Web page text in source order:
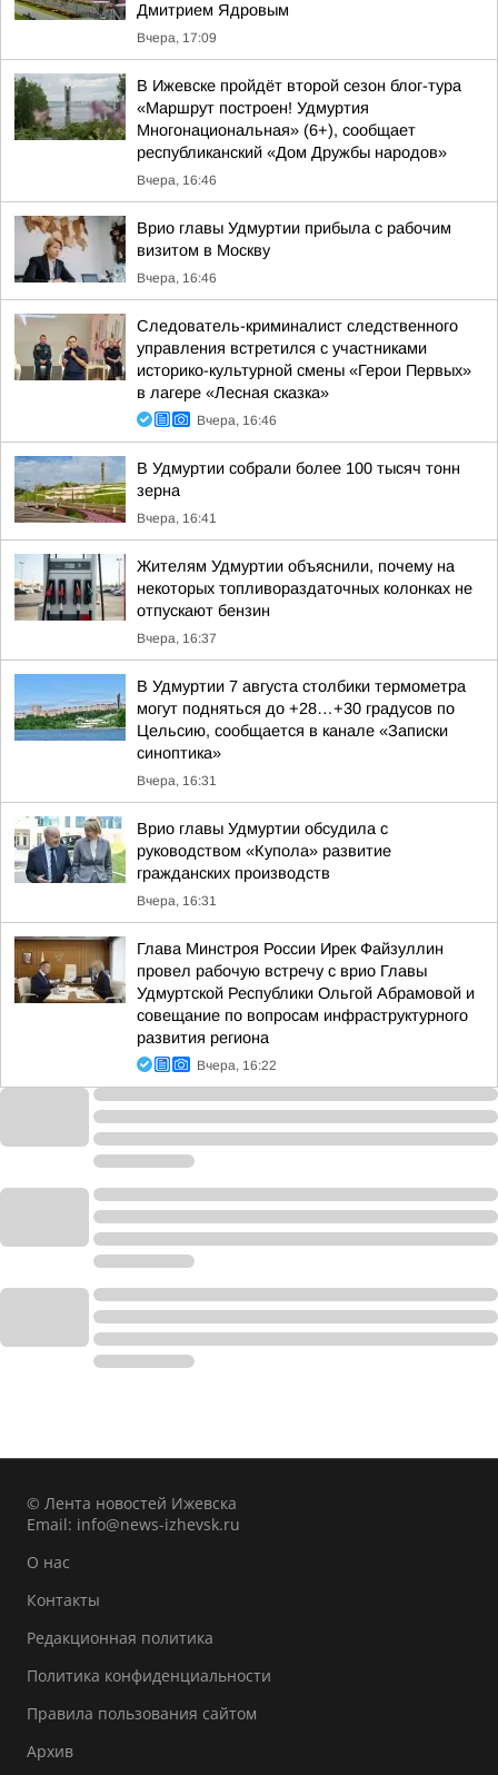
Дмитрием Ядровым
Вчера, 17:09
В Ижевске пройдёт второй сезон блог-тура
«Маршрут построен! Удмуртия
Многонациональная» (6+), сообщает
республиканский «Дом Дружбы народов»
Вчера, 16:46
Врио главы Удмуртии прибыла с рабочим
визитом в Москву
Вчера, 16:46
Следователь-криминалист следственного
управления встретился с участниками
историко-культурной смены «Герои Первых»
в лагере «Лесная сказка»
Вчера, 16:46
В Удмуртии собрали более 100 тысяч тонн
зерна
Вчера, 16:41
Жителям Удмуртии объяснили, почему на
некоторых топливораздаточных колонках не
отпускают бензин
Вчера, 16:37
В Удмуртии 7 августа столбики термометра
могут подняться до +28…+30 градусов по
Цельсию, сообщается в канале «Записки
синоптика»
Вчера, 16:31
Врио главы Удмуртии обсудила с
руководством «Купола» развитие
гражданских производств
Вчера, 16:31
Глава Минстроя России Ирек Файзуллин
провел рабочую встречу с врио Главы
Удмуртской Республики Ольгой Абрамовой и
совещание по вопросам инфраструктурного
развития региона
Вчера, 16:22
© Лента новостей Ижевска
Email: info@news-izhevsk.ru
О нас
Контакты
Редакционная политика
Политика конфиденциальности
Правила пользования сайтом
Архив